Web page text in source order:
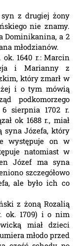
z drugiej żony
nie znamy.
Dominikanina, a 2
młodzianów.
1640 r.: Marcin
i Marianny z
który zmarł w
i o tym mówią
podkomorzego
6 sierpnia 1702 r.
ok 1688 r., miał
syna Józefa, który
występuje on w
natomiast w
Józef ma syna
szczegółowo
ale było ich co
z żoną Rozalią
ok. 1709) i o nim
miał dzieci
młodo przed